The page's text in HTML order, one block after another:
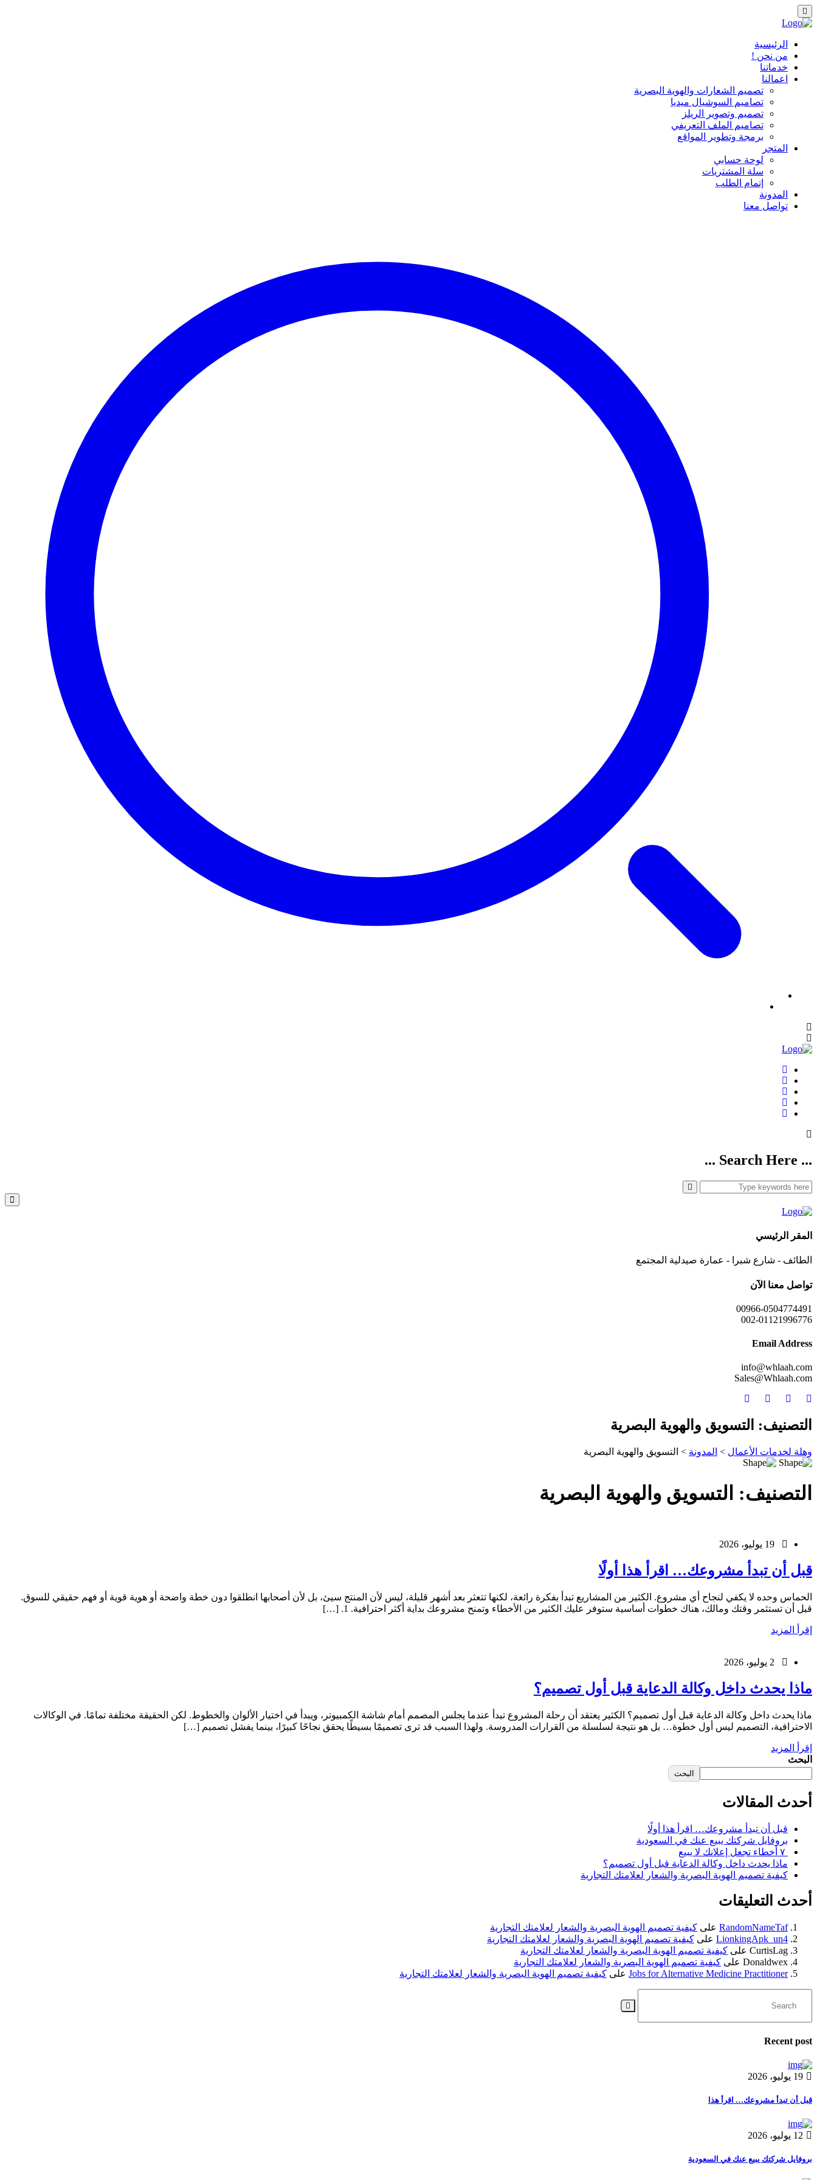
الرئيسية
من نحن !
خدماتنا
اعمالنا
تصميم الشعارات والهوية البصرية
تصاميم السوشيال ميديا
تصميم وتصوير الريلز
تصاميم الملف التعريفي
برمجة وتطوير المواقع
المتجر
لوحة حسابي
سلة المشتريات
إتمام الطلب
المدونة
تواصل معنا
... Search Here ...
المقر الرئيسي
الطائف - شارع شبرا - عمارة صيدلية المجتمع
تواصل معنا الآن
00966-0504774491
002-01121996776
Email Address
info@whlaah.com
Sales@Whlaah.com
التصنيف: التسويق والهوية البصرية
وهلة لخدمات الأعمال > المدونة > التسويق والهوية البصرية
التصنيف: التسويق والهوية البصرية
قبل أن تبدأ مشروعك… اقرأ هذا أولًا
الحماس وحده لا يكفي لنجاح أي مشروع. الكثير من المشاريع تبدأ بفكرة رائعة، لكنها تتعثر بعد أشهر قليلة، ليس لأن المنتج سيئ، بل لأن أصحابها انطلقوا دون خطة واضحة أو هوية قوية أو فهم حقيقي للسوق.
قبل أن تستثمر وقتك ومالك، هناك خطوات أساسية ستوفر عليك الكثير من الأخطاء وتمنح مشروعك بداية أكثر احترافية. 1. […]
إقرأ المزيد
ماذا يحدث داخل وكالة الدعاية قبل أول تصميم؟
ماذا يحدث داخل وكالة الدعاية قبل أول تصميم؟ الكثير يعتقد أن رحلة المشروع تبدأ عندما يجلس المصمم أمام شاشة الكمبيوتر، ويبدأ في اختيار الألوان والخطوط. لكن الحقيقة مختلفة تمامًا. في الوكالات
الاحترافية، التصميم ليس أول خطوة… بل هو نتيجة لسلسلة من القرارات المدروسة. ولهذا السبب قد ترى تصميمًا بسيطًا يحقق نجاحًا كبيرًا، بينما يفشل تصميم […]
إقرأ المزيد
البحث
البحث
أحدث المقالات
قبل أن تبدأ مشروعك… اقرأ هذا أولًا
بروفايل شركتك يبيع عنك في السعودية
ماذا يحدث داخل وكالة الدعاية قبل أول تصميم؟
كيفية تصميم الهوية البصرية والشعار لعلامتك التجارية
أحدث التعليقات
RandomNameTaf على كيفية تصميم الهوية البصرية والشعار لعلامتك التجارية
LionkingApk_un4 على كيفية تصميم الهوية البصرية والشعار لعلامتك التجارية
CurtisLag على كيفية تصميم الهوية البصرية والشعار لعلامتك التجارية
Donaldwex على كيفية تصميم الهوية البصرية والشعار لعلامتك التجارية
Jobs for Alternative Medicine Practitioner على كيفية تصميم الهوية البصرية والشعار لعلامتك التجارية
Recent post
19 يوليو، 2026
قبل أن تبدأ مشروعك… اقرأ هذا
12 يوليو، 2026
بروفايل شركتك يبيع عنك في السعودية